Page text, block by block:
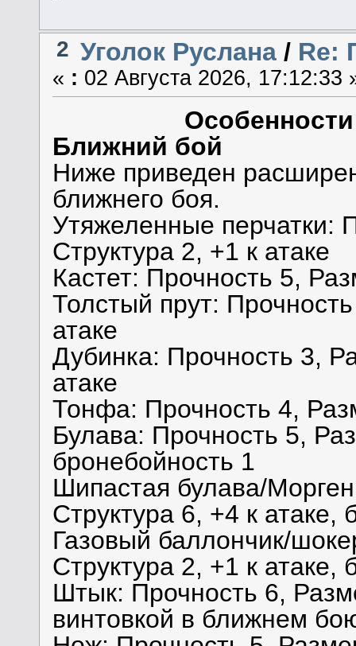
2 Уголок Руслана/ Re:
« : 02 Августа 2026, 17:12:33
Ближний бой
Ниже приведен
ближнего боя.
Утяжеленные перчатки:
Структура 2, +1 к атаке
Кастет: Прочность 5,
Толстый прут:
атаке
Дубинка: Прочность 3,
атаке
Тонфа: Прочность 4,
Булава: Прочность 5,
бронебойность 1
Шипастая булава/
Структура 6, +4 к атаке,
Газовый баллончик/
Структура 2, +1 к атаке,
Штык: Прочность 6,
винтовкой в ближнем